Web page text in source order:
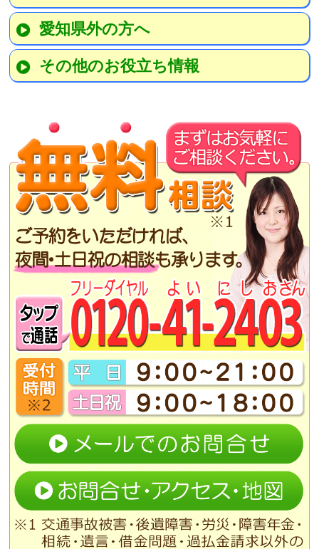
愛知県外の方へ
その他のお役立ち情報